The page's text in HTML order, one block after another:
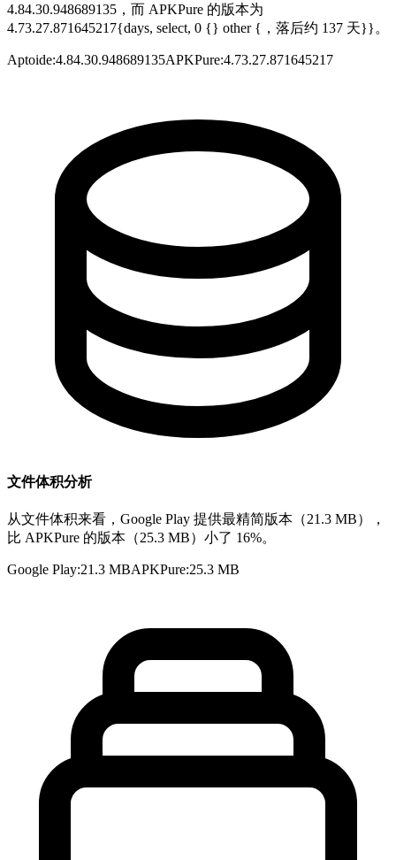
4.84.30.948689135，而 APKPure 的版本为
4.73.27.871645217{days, select, 0 {} other {，落后约 137 天}}。
Aptoide:4.84.30.948689135APKPure:4.73.27.871645217
文件体积分析
从文件体积来看，Google Play 提供最精简版本（21.3 MB），
比 APKPure 的版本（25.3 MB）小了 16%。
Google Play:21.3 MBAPKPure:25.3 MB